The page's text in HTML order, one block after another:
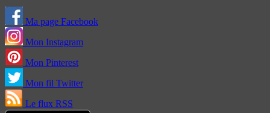
Ma page Facebook
Mon Instagram
Mon Pinterest
Mon fil Twitter
Le flux RSS